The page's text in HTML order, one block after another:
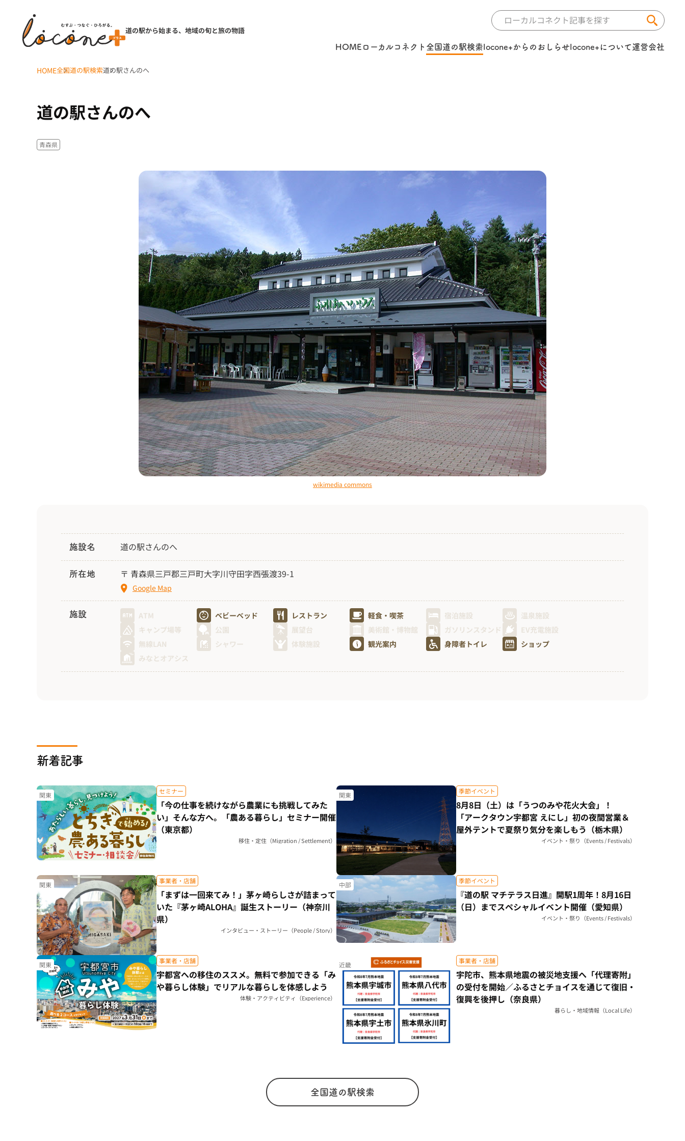
道の駅から始まる、地域の旬と旅の物語
HOME ローカルコネクト 全国道の駅検索locone+からのおしらせlocone+について運営会社
HOME全国道の駅検索道の駅さんのへ
道の駅さんのへ
青森県
wikimedia commons
施設名 道の駅さんのへ
所在地 〒 青森県三戸郡三戸町大字川守田字西張渡39-1
Google Map
施設 ATM ベビーベッド レストラン 軽食・喫茶 宿泊施設
温泉施設
キャンプ場等
公園 展望台 美術館・博物館 ガソリンスタンド
EV充電施設
無線LAN
シャワー 体験施設 観光案内 身障者トイレ
ショップ
みなとオアシス
新着記事
関東 セミナー
「今の仕事を続けながら農業にも挑戦してみた
い」そんな方へ。「農ある暮らし」セミナー開催
（東京都）
移住・定住（Migration / Settlement）
関東 季節イベント
8月8日（土）は「うつのみや花火大会」！
「アークタウン宇都宮 えにし」初の夜間営業＆
屋外テントで夏祭り気分を楽しもう（栃木県）
イベント・祭り（Events / Festivals）
関東 事業者・店舗
「まずは一回来てみ！」茅ヶ崎らしさが詰まって
いた『茅ヶ崎ALOHA』誕生ストーリー（神奈川
県）
インタビュー・ストーリー（People / Story）
中部 季節イベント
『道の駅 マチテラス日進』開駅1周年！8月16日
（日）までスペシャルイベント開催（愛知県）
イベント・祭り（Events / Festivals）
関東 事業者・店舗
宇都宮への移住のススメ。無料で参加できる「み
や暮らし体験」でリアルな暮らしを体感しよう
体験・アクティビティ（Experience）
近畿 事業者・店舗
宇陀市、熊本県地震の被災地支援へ「代理寄附」
の受付を開始／ふるさとチョイスを通じて復旧・
復興を後押し（奈良県）
暮らし・地域情報（Local Life）
全国道の駅検索